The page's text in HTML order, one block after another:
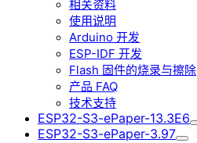
相关资料
使用说明
Arduino 开发
ESP-IDF 开发
Flash 固件的烧录与擦除
产品 FAQ
技术支持
ESP32-S3-ePaper-13.3E6
ESP32-S3-ePaper-3.97